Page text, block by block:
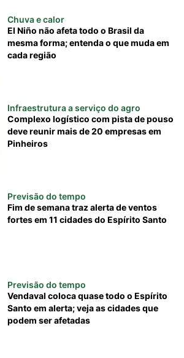
Chuva e calor
El Niño não afeta todo o Brasil da
mesma forma; entenda o que muda em
cada região
Infraestrutura a serviço do agro
Complexo logístico com pista de pouso
deve reunir mais de 20 empresas em
Pinheiros
Previsão do tempo
Fim de semana traz alerta de ventos
fortes em 11 cidades do Espírito Santo
Previsão do tempo
Vendaval coloca quase todo o Espírito
Santo em alerta; veja as cidades que
podem ser afetadas